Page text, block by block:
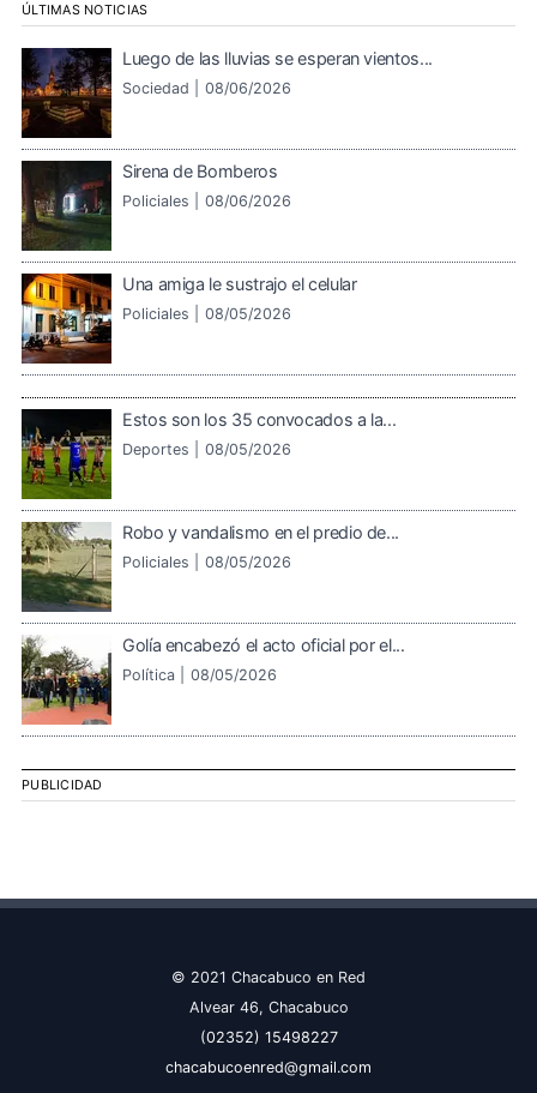
ÚLTIMAS NOTICIAS
Luego de las lluvias se esperan vientos...
Sociedad | 08/06/2026
Sirena de Bomberos
Policiales | 08/06/2026
Una amiga le sustrajo el celular
Policiales | 08/05/2026
Estos son los 35 convocados a la...
Deportes | 08/05/2026
Robo y vandalismo en el predio de...
Policiales | 08/05/2026
Golía encabezó el acto oficial por el...
Política | 08/05/2026
PUBLICIDAD
© 2021 Chacabuco en Red
Alvear 46, Chacabuco
(02352) 15498227
chacabucoenred@gmail.com